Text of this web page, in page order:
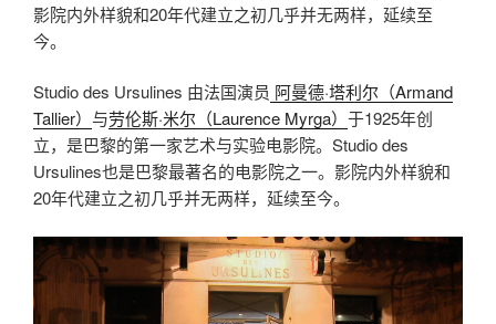
影院内外样貌和20年代建立之初几乎并无两样，延续至
今。
Studio des Ursulines 由法国演员 阿曼德·塔利尔（Armand
Tallier） 与劳伦斯·米尔（Laurence Myrga） 于1925年创
立，是巴黎的第一家艺术与实验电影院。Studio des
Ursulines也是巴黎最著名的电影院之一。影院内外样貌和
20年代建立之初几乎并无两样，延续至今。